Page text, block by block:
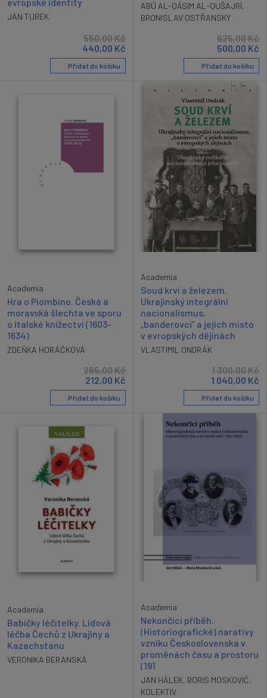
JAN TUREK
550,00Kč
440,00 Kč
Přidat do košíku
ABÚ AL-QÁSIM AL-QUŠAJRÍ,
BRONISLAV OSTŘANSKÝ
625,00Kč
500,00 Kč
Přidat do košíku
Academia
Hra o Piombino. Česká a
moravská šlechta ve sporu
o italské knížectví (1603-
1634)
ZDEŇKA HORÁČKOVÁ
265,00Kč
212,00 Kč
Přidat do košíku
Academia
Soud krví a železem.
Ukrajinský integrální
nacionalismus,
„banderovci“ a jejich místo
v evropských dějinách
VLASTIMIL ONDRÁK
1 300,00Kč
1 040,00 Kč
Přidat do košíku
Academia
Babičky léčitelky. Lidová
léčba Čechů z Ukrajiny a
Kazachstánu
VERONIKA BERANSKÁ
Academia
Nekončící příběh.
(Historiografické) narativy
vzniku Československa v
proměnách času a prostoru
(191
JAN HÁLEK, BORIS MOSKOVIĆ,
KOLEKTIV